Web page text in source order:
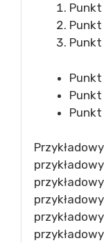
Punkt
Punkt
Punkt
Punkt
Punkt
Punkt